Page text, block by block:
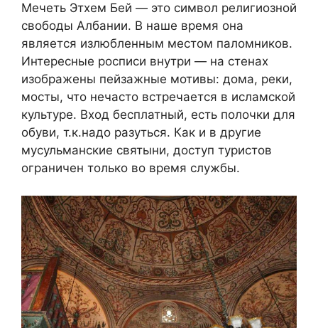
Мечеть Этхем Бей — это символ религиозной
свободы Албании. В наше время она
является излюбленным местом паломников.
Интересные росписи внутри — на стенах
изображены пейзажные мотивы: дома, реки,
мосты, что нечасто встречается в исламской
культуре. Вход бесплатный, есть полочки для
обуви, т.к.надо разуться. Как и в другие
мусульманские святыни, доступ туристов
ограничен только во время службы.